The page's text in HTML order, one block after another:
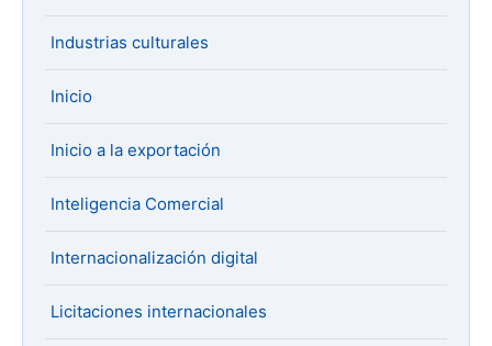
Industrias culturales
Inicio
Inicio a la exportación
Inteligencia Comercial
Internacionalización digital
Licitaciones internacionales